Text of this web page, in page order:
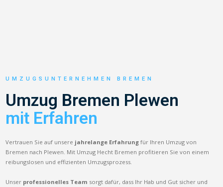
UMZUGSUNTERNEHMEN BREMEN
Umzug Bremen Plewen
mit Erfahren
Vertrauen Sie auf unsere jahrelange Erfahrung für Ihren Umzug von
Bremen nach Plewen. Mit Umzug Hecht Bremen profitieren Sie von einem
reibungslosen und effizienten Umzugsprozess.
Unser professionelles Team sorgt dafür, dass Ihr Hab und Gut sicher und